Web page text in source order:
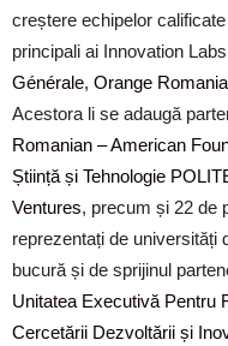
creștere echipelor
principali ai Innovation
Générale, Orange Romania
Acestora li se adaugă
Romanian – American
Știință și Tehnologie
Ventures, precum și 22 de
reprezentați de universități
bucură și de sprijinul
Unitatea Executivă Pentru
Cercetării Dezvoltării și